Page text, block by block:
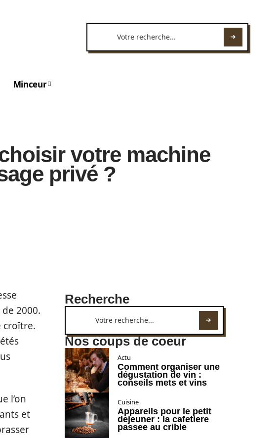
Minceur
votre machine
privé ?
2000.
croître.
l’on
et
Recherche
Nos coups de coeur
Actu
Comment organiser une
dégustation de vin :
conseils mets et vins
Cuisine
Appareils pour le petit
dejeuner : la cafetiere
passee au crible